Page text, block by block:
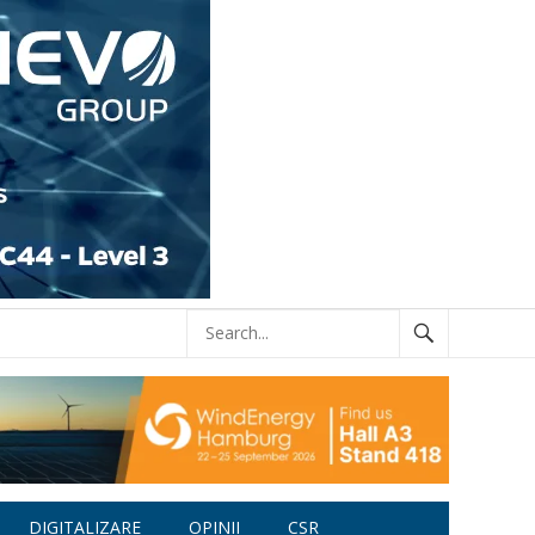
DIGITALIZARE OPINII CSR